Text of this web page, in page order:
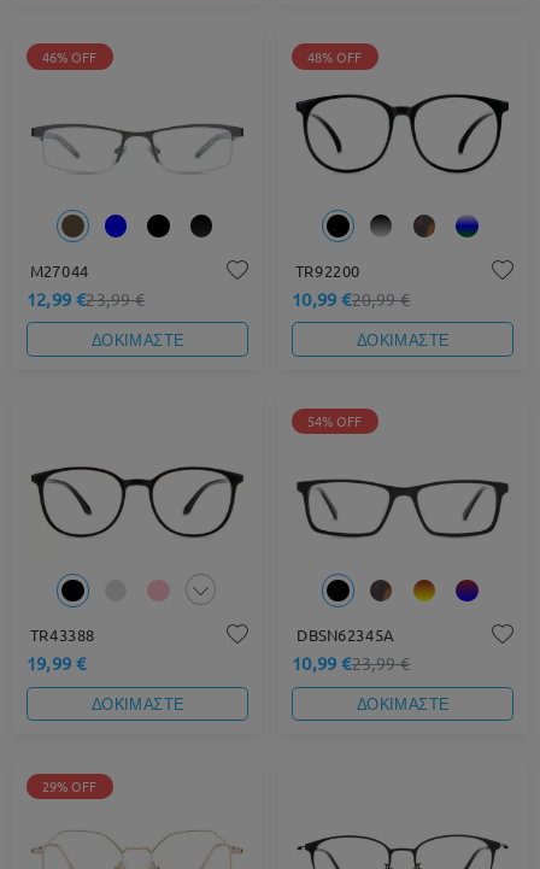
46% OFF
M27044
12,99 €23,99 €
ΔΟΚΙΜΑΣΤΕ
48% OFF
TR92200
10,99 €20,99 €
ΔΟΚΙΜΑΣΤΕ
TR43388
19,99 €
ΔΟΚΙΜΑΣΤΕ
54% OFF
DBSN62345A
10,99 €23,99 €
ΔΟΚΙΜΑΣΤΕ
29% OFF